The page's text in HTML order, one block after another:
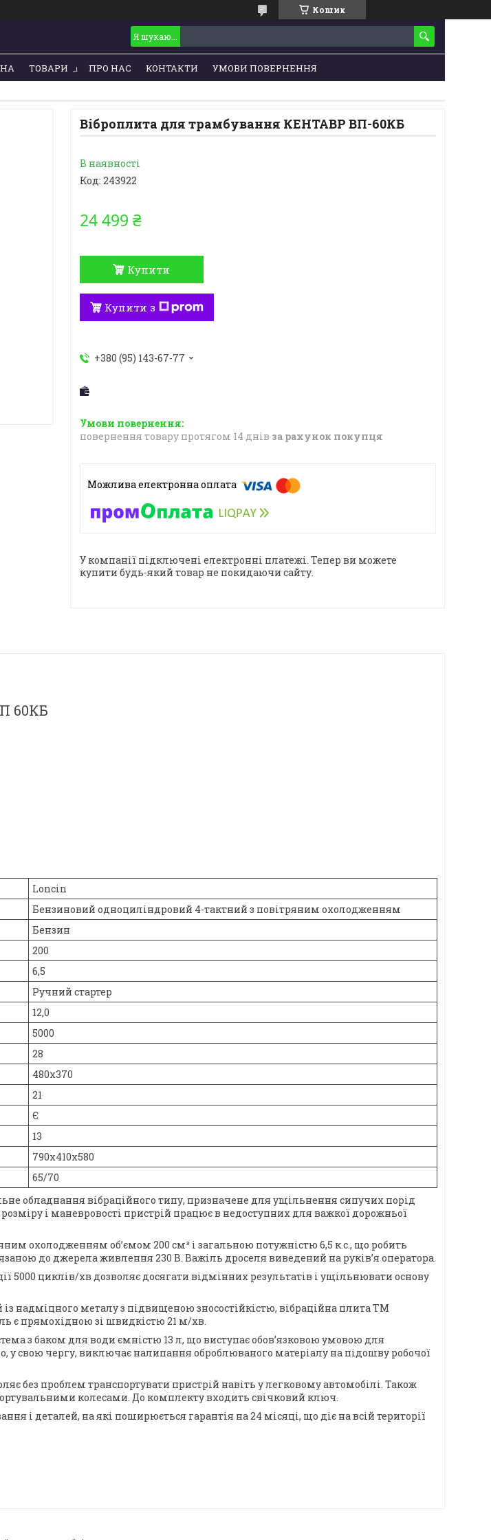
Кошик
ТОВАРИ ПРО НАС КОНТАКТИ УМОВИ ПОВЕРНЕННЯ
Віброплита для трамбування КЕНТАВР ВП-60КБ
В наявності
Код: 243922
24 499 ₴
Купити
Купити з
+380 (95) 143-67-77
повернення товару протягом 14 днів за рахунок покупця
У компанії підключені електронні платежі. Тепер ви можете
купити будь-який товар не покидаючи сайту.
60КБ
Loncin
Бензиновий одноциліндровий 4-тактний з повітряним охолодженням
Бензин
200
6,5
Ручний стартер
12,0
5000
28
480х370
21
Є
13
790х410х580
65/70
обладнання вібраційного типу, призначене для ущільнення сипучих порід
і маневровості пристрій працює в недоступних для важкої дорожньої
охолодженням об’ємом 200 см³ і загальною потужністю 6,5 к.с., що робить
до джерела живлення 230 В. Важіль дроселя виведений на руків’я оператора.
5000 циклів/хв дозволяє досягати відмінних результатів і ущільнювати основу
надміцного металу з підвищеною зносостійкістю, вібраційна плита ТМ
є прямохідною зі швидкістю 21 м/хв.
з баком для води ємністю 13 л, що виступає обов’язковою умовою для
свою чергу, виключає налипання оброблюваного матеріалу на підошву робочої
без проблем транспортувати пристрій навіть у легковому автомобілі. Також
колесами. До комплекту входить свічковий ключ.
і деталей, на які поширюється гарантія на 24 місяці, що діє на всій території